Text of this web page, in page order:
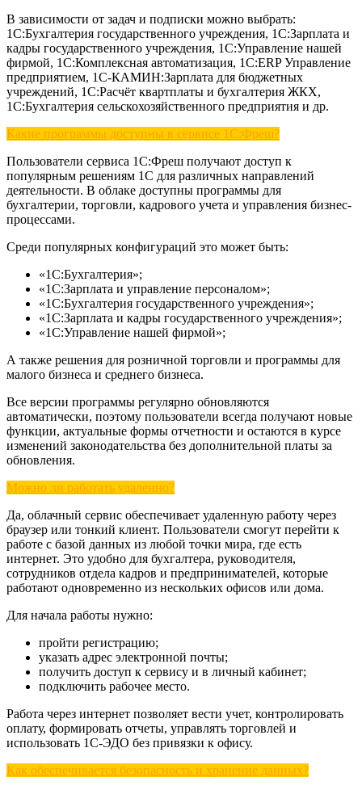
В зависимости от задач и подписки можно выбрать:
1С:Бухгалтерия государственного учреждения, 1С:Зарплата и
кадры государственного учреждения, 1С:Управление нашей
фирмой, 1С:Комплексная автоматизация, 1С:ERP Управление
предприятием, 1С-КАМИН:Зарплата для бюджетных
учреждений, 1С:Расчёт квартплаты и бухгалтерия ЖКХ,
1С:Бухгалтерия сельскохозяйственного предприятия и др.
Какие программы доступны в сервисе 1С:Фреш?
Пользователи сервиса 1С:Фреш получают доступ к
популярным решениям 1С для различных направлений
деятельности. В облаке доступны программы для
бухгалтерии, торговли, кадрового учета и управления бизнес-
процессами.
Среди популярных конфигураций это может быть:
«1С:Бухгалтерия»;
«1С:Зарплата и управление персоналом»;
«1С:Бухгалтерия государственного учреждения»;
«1С:Зарплата и кадры государственного учреждения»;
«1С:Управление нашей фирмой»;
А также решения для розничной торговли и программы для
малого бизнеса и среднего бизнеса.
Все версии программы регулярно обновляются
автоматически, поэтому пользователи всегда получают новые
функции, актуальные формы отчетности и остаются в курсе
изменений законодательства без дополнительной платы за
обновления.
Можно ли работать удаленно?
Да, облачный сервис обеспечивает удаленную работу через
браузер или тонкий клиент. Пользователи смогут перейти к
работе с базой данных из любой точки мира, где есть
интернет. Это удобно для бухгалтера, руководителя,
сотрудников отдела кадров и предпринимателей, которые
работают одновременно из нескольких офисов или дома.
Для начала работы нужно:
пройти регистрацию;
указать адрес электронной почты;
получить доступ к сервису и в личный кабинет;
подключить рабочее место.
Работа через интернет позволяет вести учет, контролировать
оплату, формировать отчеты, управлять торговлей и
использовать 1С-ЭДО без привязки к офису.
Как обеспечивается безопасность и хранение данных?